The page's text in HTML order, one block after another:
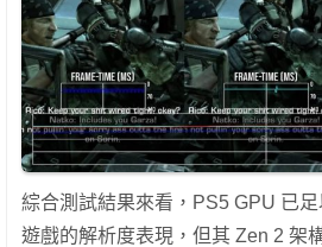
綜合測試結果來看，PS5 GPU 已
遊戲的解析度表現，但其 Zen 2 架